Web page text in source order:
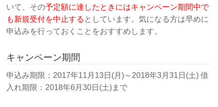
いて、その予定額に達したときにはキャンペーン期間中で
も新規受付を中止する としています。気になる方は早めに
申込みを行っておくことをおすすめします。
キャンペーン期間
申込み期限：2017年11月13日(月)～2018年3月31日(土) 借
入れ期限：2018年6月30日(土)まで